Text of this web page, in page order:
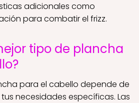
adicionales como
para combatir el frizz.
tipo de plancha
para el cabello depende de
necesidades específicas. Las